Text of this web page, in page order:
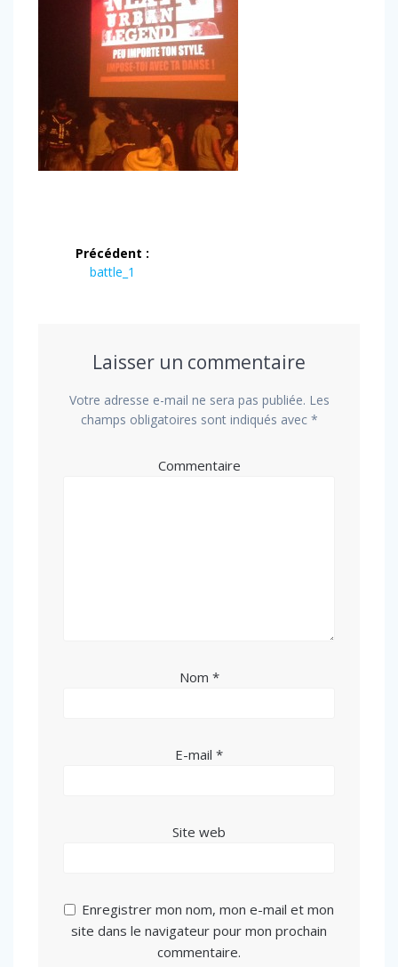
Navigation
Précédent :
Article
battle_1
Laisser un commentaire
Votre adresse e-mail ne sera pas publiée. Les
champs obligatoires sont indiqués avec *
Commentaire
Nom *
E-mail *
Site web
Enregistrer mon nom, mon e-mail et mon
site dans le navigateur pour mon prochain
commentaire.